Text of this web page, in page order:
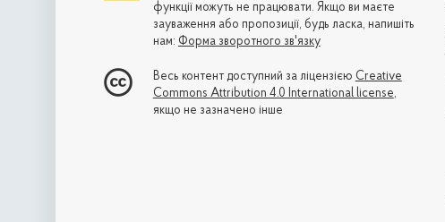
функції можуть не працювати. Якщо ви маєте
зауваження або пропозиції, будь ласка, напишіть
нам: Форма зворотного зв'язку
Весь контент доступний за ліцензією Creative
Commons Attribution 4.0 International license,
якщо не зазначено інше